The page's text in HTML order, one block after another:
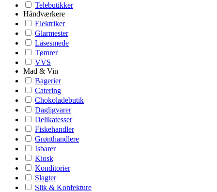
Telebutikker
Håndværkere
Elektriker
Glarmester
Låsesmede
Tømrer
VVS
Mad & Vin
Bagerier
Catering
Chokoladebutik
Dagligvarer
Delikatesser
Fiskehandler
Grønthandlere
Isbarer
Kiosk
Konditorier
Slagter
Slik & Konfekture